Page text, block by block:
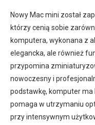
Nowy Mac mini został
którzy cenią sobie
komputera, wykonana z
elegancka, ale również
przypomina
nowoczesny i
podstawkę, komputer ma
pomaga w utrzymaniu
przy intensywnym